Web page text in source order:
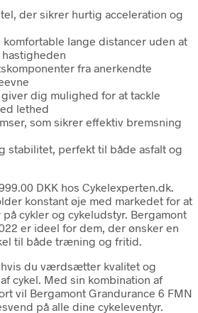
der sikrer hurtig acceleration og
lange distancer uden at
fra anerkendte
giver dig mulighed for at tackle
lethed
som sikrer effektiv bremsning
stabilitet, perfekt til både asfalt og
DKK hos Cykelexperten.dk.
konstant øje med markedet for at
cykler og cykeludstyr. Bergamont
er ideel for dem, der ønsker en
til både træning og fritid.
hvis du værdsætter kvalitet og
cykel. Med sin kombination af
vil Bergamont Grandurance 6 FMN
på alle dine cykeleventyr.